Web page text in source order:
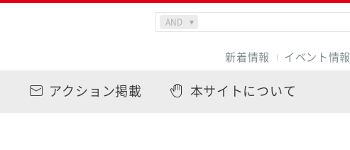
新着情報 イベント情報
アクション掲載 本サイトについて